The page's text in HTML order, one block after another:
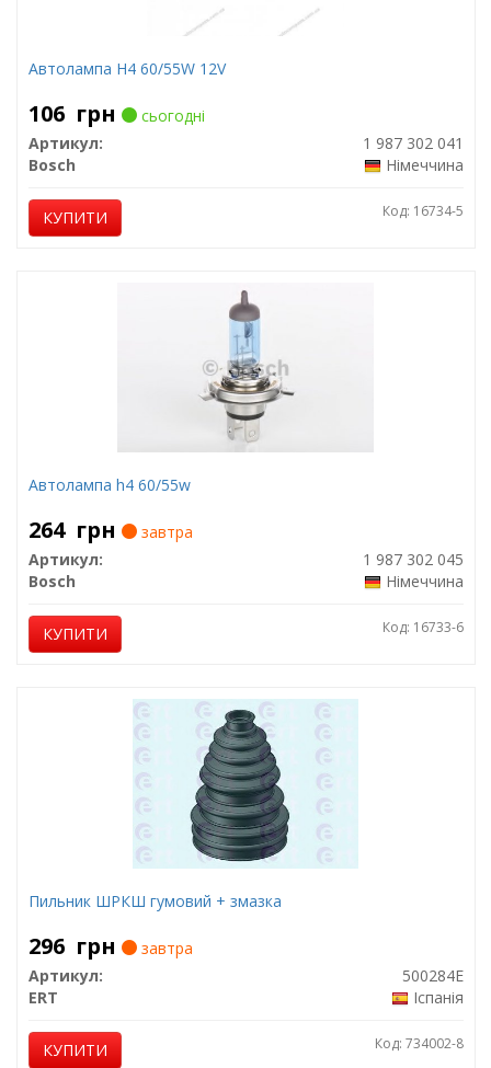
Автолампа H4 60/55W 12V
106 грн
сьогодні
Артикул:
1 987 302 041
Bosch
Німеччина
КУПИТИ Код: 16734-5
Автолампа h4 60/55w
264 грн
завтра
Артикул:
1 987 302 045
Bosch
Німеччина
КУПИТИ Код: 16733-6
Пильник ШРКШ гумовий + змазка
296 грн
завтра
Артикул:
500284E
ERT
Іспанія
КУПИТИ Код: 734002-8